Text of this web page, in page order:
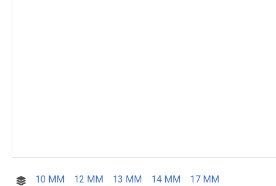
10 MM 12 MM 13 MM 14 MM 17 MM